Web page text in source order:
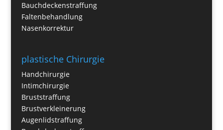
Bauchdeckenstraffung
Faltenbehandlung
Nasenkorrektur
plastische Chirurgie
Handchirurgie
Intimchirurgie
Bruststraffung
Brustverkleinerung
Augenlidstraffung